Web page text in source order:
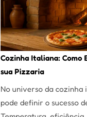
Bom
Lugar
para
Comer?
Este
Portal
Quer
Resolver
Cozinha Italiana: Como
sua Pizzaria
No universo da
pode definir o sucesso